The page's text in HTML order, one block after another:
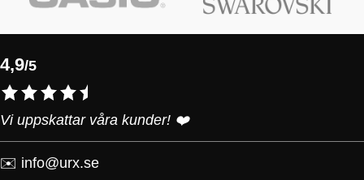
4,9/5
Vi uppskattar våra kunder! ❤️
✉️ info@urx.se